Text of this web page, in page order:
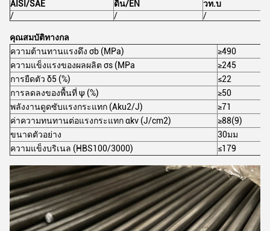
AISI/SAE ดิน/EN
วท.บ
/
/ /
คุณสมบัติทางกล
ความต้านทานแรงดึง σb (MPa)
≥490
ความแข็งแรงของผลผลิต σs (MPa
≥245
การยืดตัว δ5 (%)
≤22
การลดลงของพื้นที่ ψ (%)
≥50
พลังงานดูดซับแรงกระแทก (Aku2/J)
≥71
ค่าความทนทานต่อแรงกระแทก αkv (J/cm2)
≥88(9)
ขนาดตัวอย่าง
30มม
ความแข็งบริเนล (HBS100/3000)
≤179